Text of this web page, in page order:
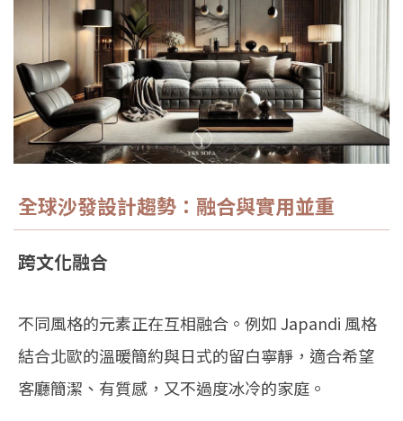
全球沙發設計趨勢：融合與實用並重
跨文化融合
不同風格的元素正在互相融合。例如 Japandi 風格
結合北歐的溫暖簡約與日式的留白寧靜，適合希望
客廳簡潔、有質感，又不過度冰冷的家庭。